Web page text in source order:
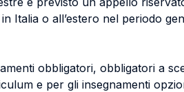
Italia o all’estero nel periodo
obbligatori, obbligatori a
e per gli insegnamenti